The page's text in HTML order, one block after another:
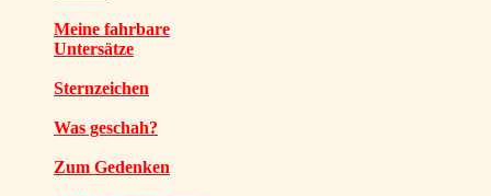
Meine fahrbare
Untersätze
Sternzeichen
Was geschah?
Zum Gedenken